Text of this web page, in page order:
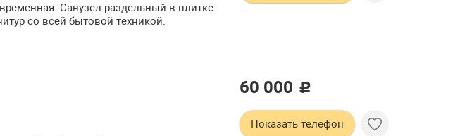
Санузел раздельный в плитке
со всей бытовой техникой.
60 000 c
Показать телефон